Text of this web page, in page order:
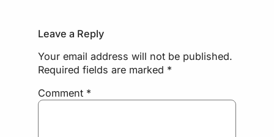
Leave a Reply
Your email address will not be published.
Required fields are marked *
Comment *